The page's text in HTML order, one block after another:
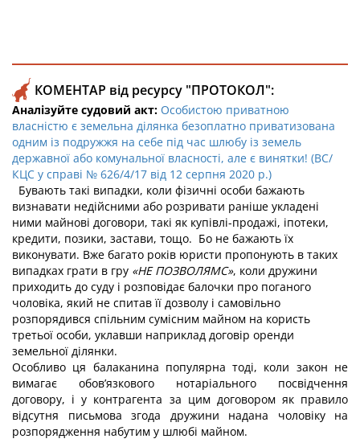
КОМЕНТАР від ресурсу "ПРОТОКОЛ":
Аналізуйте судовий акт: Особистою приватною
власністю є земельна ділянка безоплатно приватизована
одним із подружжя на себе під час шлюбу із земель
державної або комунальної власності, але є винятки! (ВС/
КЦС у справі № 626/4/17 від 12 серпня 2020 р.)
Бувають такі випадки, коли фізичні особи бажають
визнавати недійсними або розривати раніше укладені
ними майнові договори, такі як купівлі-продажі, іпотеки,
кредити, позики, застави, тощо. Бо не бажають їх
виконувати. Вже багато років юристи пропонують в таких
випадках грати в гру «НЕ ПОЗВОЛЯМС», коли дружини
приходить до суду і розповідає балочки про поганого
чоловіка, який не спитав її дозволу і самовільно
розпорядився спільним сумісним майном на користь
третьої особи, уклавши наприклад договір оренди
земельної ділянки.
Особливо ця балаканина популярна тоді, коли закон не
вимагає обов’язкового нотаріального посвідчення
договору, і у контрагента за цим договором як правило
відсутня письмова згода дружини надана чоловіку на
розпорядження набутим у шлюбі майном.